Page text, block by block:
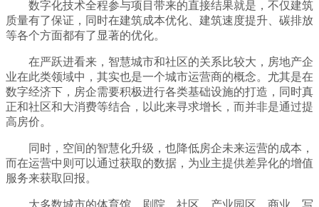
数字化技术全程参与项目带来的直接结果就是，不仅建筑
质量有了保证，同时在建筑成本优化、建筑速度提升、碳排放
等各个方面都有了显著的优化。
在严跃进看来，智慧城市和社区的关系比较大，房地产企
业在此类领域中，其实也是一个城市运营商的概念。尤其是在
数字经济下，房企需要积极进行各类基础设施的打造，同时真
正和社区和大消费等结合，以此来寻求增长，而并非是通过提
高房价。
同时，空间的智慧化升级，也降低房企未来运营的成本，
而在运营中则可以通过获取的数据，为业主提供差异化的增值
服务来获取回报。
大多数城市的体育馆、剧院、社区、产业园区、商业、写